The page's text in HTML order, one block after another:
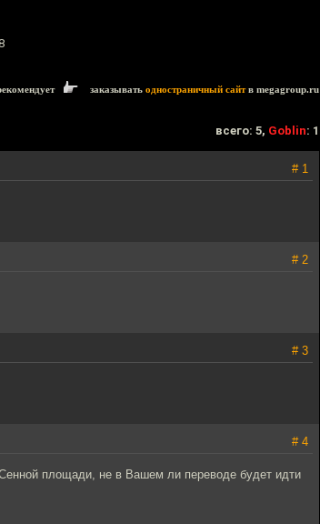
заказывать одностраничный сайтв megagroup.ru
всего: 5, Goblin: 1
# 1
# 2
# 3
# 4
площади, не в Вашем ли переводе будет идти